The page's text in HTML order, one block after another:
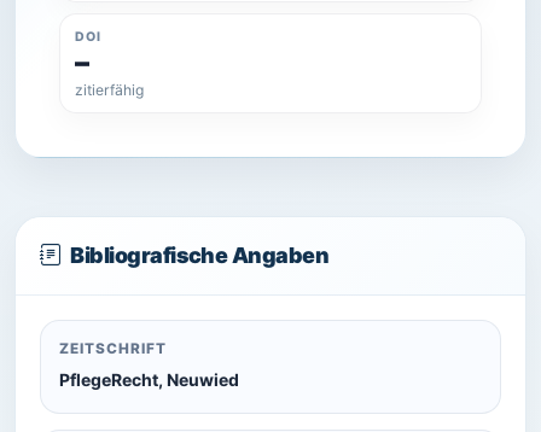
DOI
–
zitierfähig
Bibliografische Angaben
ZEITSCHRIFT
PflegeRecht, Neuwied